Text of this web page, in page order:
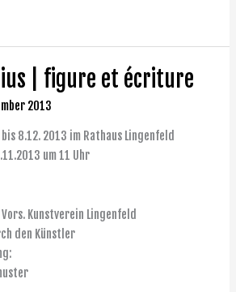
| figure et écriture
2013
8.12. 2013 im Rathaus Lingenfeld
um 11 Uhr
Kunstverein Lingenfeld
den Künstler